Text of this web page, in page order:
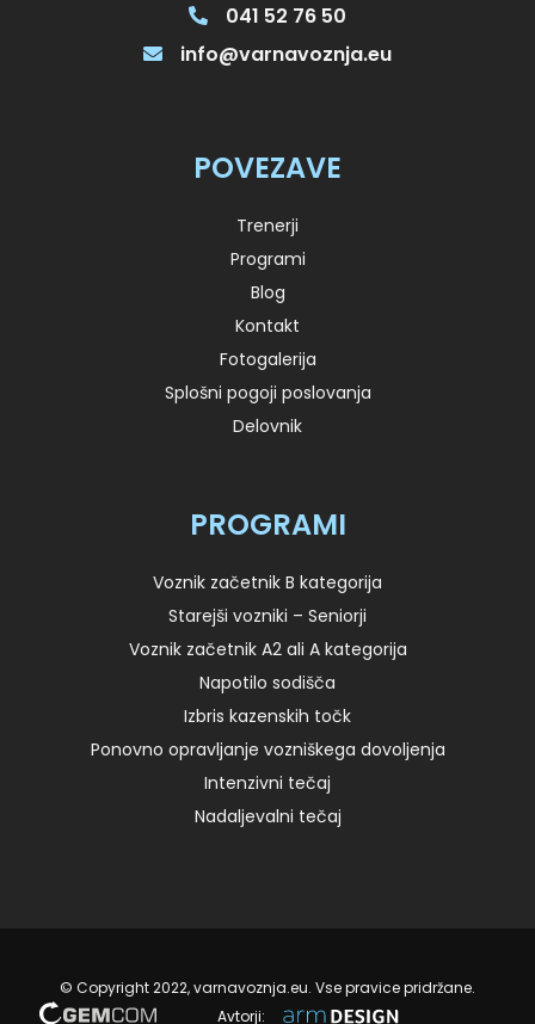
041 52 76 50
info@varnavoznja.eu
POVEZAVE
Trenerji
Programi
Blog
Kontakt
Fotogalerija
Splošni pogoji poslovanja
Delovnik
PROGRAMI
Voznik začetnik B kategorija
Starejši vozniki – Seniorji
Voznik začetnik A2 ali A kategorija
Napotilo sodišča
Izbris kazenskih točk
Ponovno opravljanje vozniškega dovoljenja
Intenzivni tečaj
Nadaljevalni tečaj
© Copyright 2022, varnavoznja.eu. Vse pravice pridržane.
Avtorji: